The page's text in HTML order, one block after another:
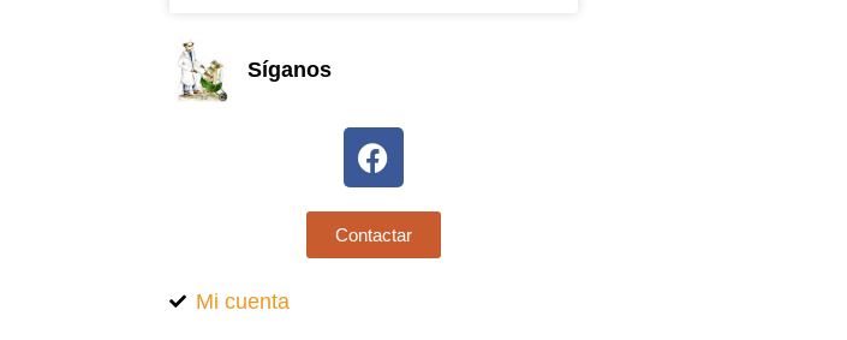
Síganos
Contactar
Mi cuenta